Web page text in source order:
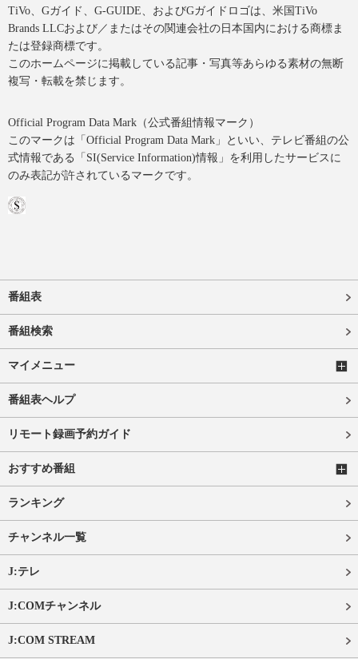
TiVo、Gガイド、G-GUIDE、およびGガイドロゴは、米国TiVo
Brands LLCおよび／またはその関連会社の日本国内における商標ま
たは登録商標です。
このホームページに掲載している記事・写真等あらゆる素材の無断
複写・転載を禁じます。
Official Program Data Mark（公式番組情報マーク）
このマークは「Official Program Data Mark」といい、テレビ番組の公
式情報である「SI(Service Information)情報」を利用したサービスに
のみ表記が許されているマークです。
番組表
番組検索
マイメニュー
番組表ヘルプ
リモート録画予約ガイド
おすすめ番組
ランキング
チャンネル一覧
J:テレ
J:COMチャンネル
J:COM STREAM